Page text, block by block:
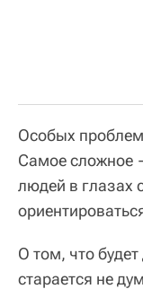
Особых
Самое сложное
людей в глазах
О том, что
старается не